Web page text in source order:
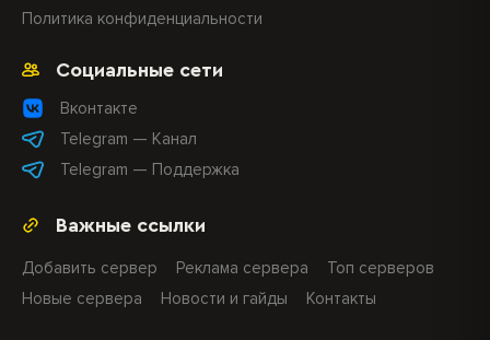
Важные ссылки
Добавить сервер Реклама сервера
Топ серверов
Новые сервера
Новости и гайды Контакты
Социальные сети
Вконтакте
Telegram — Канал
Telegram — Поддержка
Политика конфиденциальности